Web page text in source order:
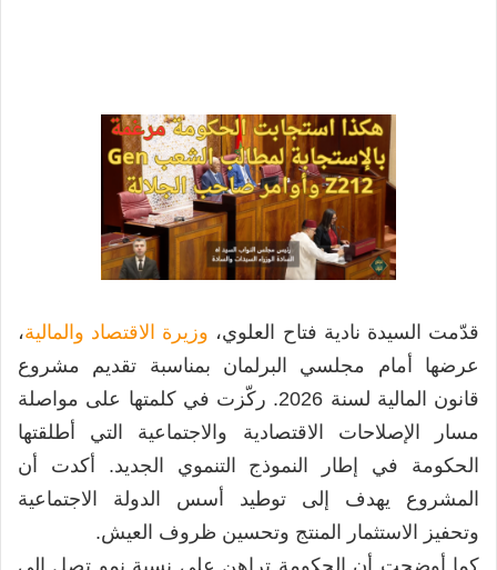
قدّمت السيدة نادية فتاح العلوي، وزيرة الاقتصاد والمالية،
عرضها أمام مجلسي البرلمان بمناسبة تقديم مشروع
قانون المالية لسنة 2026. ركّزت في كلمتها على مواصلة
مسار الإصلاحات الاقتصادية والاجتماعية التي أطلقتها
الحكومة في إطار النموذج التنموي الجديد. أكدت أن
المشروع يهدف إلى توطيد أسس الدولة الاجتماعية
وتحفيز الاستثمار المنتج وتحسين ظروف العيش.
كما أوضحت أن الحكومة تراهن على نسبة نمو تصل إلى